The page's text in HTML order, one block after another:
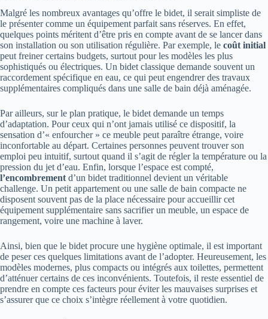
Malgré les nombreux avantages qu’offre le bidet, il serait simpliste de
le présenter comme un équipement parfait sans réserves. En effet,
quelques points méritent d’être pris en compte avant de se lancer dans
son installation ou son utilisation régulière. Par exemple, le coût initial
peut freiner certains budgets, surtout pour les modèles les plus
sophistiqués ou électriques. Un bidet classique demande souvent un
raccordement spécifique en eau, ce qui peut engendrer des travaux
supplémentaires compliqués dans une salle de bain déjà aménagée.
Par ailleurs, sur le plan pratique, le bidet demande un temps
d’adaptation. Pour ceux qui n’ont jamais utilisé ce dispositif, la
sensation d’« enfourcher » ce meuble peut paraître étrange, voire
inconfortable au départ. Certaines personnes peuvent trouver son
emploi peu intuitif, surtout quand il s’agit de régler la température ou la
pression du jet d’eau. Enfin, lorsque l’espace est compté,
l’encombrement d’un bidet traditionnel devient un véritable
challenge. Un petit appartement ou une salle de bain compacte ne
disposent souvent pas de la place nécessaire pour accueillir cet
équipement supplémentaire sans sacrifier un meuble, un espace de
rangement, voire une machine à laver.
Ainsi, bien que le bidet procure une hygiène optimale, il est important
de peser ces quelques limitations avant de l’adopter. Heureusement, les
modèles modernes, plus compacts ou intégrés aux toilettes, permettent
d’atténuer certains de ces inconvénients. Toutefois, il reste essentiel de
prendre en compte ces facteurs pour éviter les mauvaises surprises et
s’assurer que ce choix s’intègre réellement à votre quotidien.